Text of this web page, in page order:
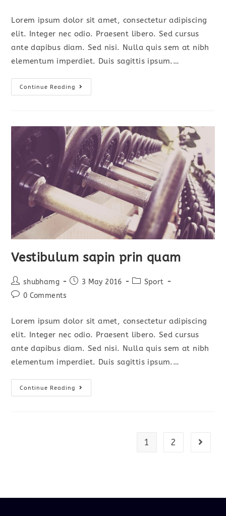
Lorem ipsum dolor sit amet, consectetur adipiscing
elit. Integer nec odio. Praesent libero. Sed cursus
ante dapibus diam. Sed nisi. Nulla quis sem at nibh
elementum imperdiet. Duis sagittis ipsum.…
Continue Reading
Praesent
Libro
Vestibulum sapin prin quam
Post
author:
shubhamg
Post3 May 2016
PostSport
Post0 Comments
Lorem ipsum dolor sit amet, consectetur adipiscing
elit. Integer nec odio. Praesent libero. Sed cursus
ante dapibus diam. Sed nisi. Nulla quis sem at nibh
elementum imperdiet. Duis sagittis ipsum.…
Continue Reading
Vestibulum
Sapin
1 2 Go to